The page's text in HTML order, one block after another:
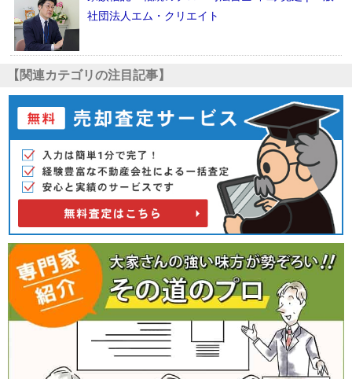
社団法人エム・クリエイト
【関連カテゴリの注目記事】